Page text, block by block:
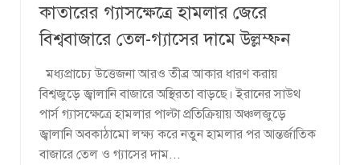
কাতারের গ্যাসক্ষেত্রে হামলার জেরে
বিশ্ববাজারে তেল-গ্যাসের দামে উল্লম্ফন
মধ্যপ্রাচ্যে উত্তেজনা আরও তীব্র আকার ধারণ করায়
বিশ্বজুড়ে জ্বালানি বাজারে অস্থিরতা বাড়ছে। ইরানের সাউথ
পার্স গ্যাসক্ষেত্রে হামলার পাল্টা প্রতিক্রিয়ায় অঞ্চলজুড়ে
জ্বালানি অবকাঠামো লক্ষ্য করে নতুন হামলার পর আন্তর্জাতিক
বাজারে তেল ও গ্যাসের দাম...